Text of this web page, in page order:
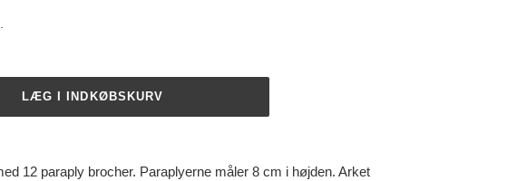
LÆG I INDKØBSKURV
12 paraply brocher. Paraplyerne måler 8 cm i højden. Arket